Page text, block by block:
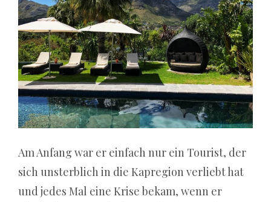
Willkommensbonus:
Der
trügerische
Glanz
einer
Marketingfalle
Mit
weit
über
Am Anfang war er einfach nur ein Tourist, der
sich unsterblich in die Kapregion verliebt hat
und jedes Mal eine Krise bekam, wenn er